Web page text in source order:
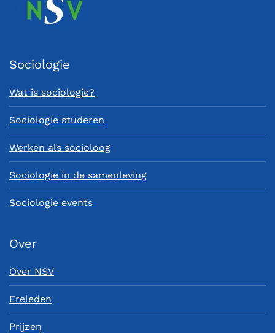
Sociologie
Wat is sociologie?
Sociologie studeren
Werken als socioloog
Sociologie in de samenleving
Sociologie events
Over
Over NSV
Ereleden
Prijzen